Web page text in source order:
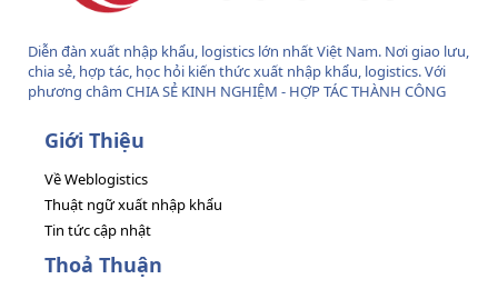
Diễn đàn xuất nhập khẩu, logistics lớn nhất Việt Nam. Nơi giao lưu,
chia sẻ, hợp tác, học hỏi kiến thức xuất nhập khẩu, logistics. Với
phương châm CHIA SẺ KINH NGHIỆM - HỢP TÁC THÀNH CÔNG
Giới Thiệu
Về Weblogistics
Thuật ngữ xuất nhập khẩu
Tin tức cập nhật
Thoả Thuận